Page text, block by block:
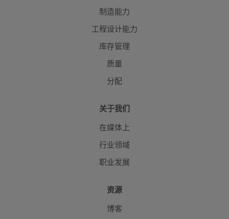
制造能力
工程设计能力
库存管理
质量
分配
关于我们
在媒体上
行业领域
职业发展
资源
博客